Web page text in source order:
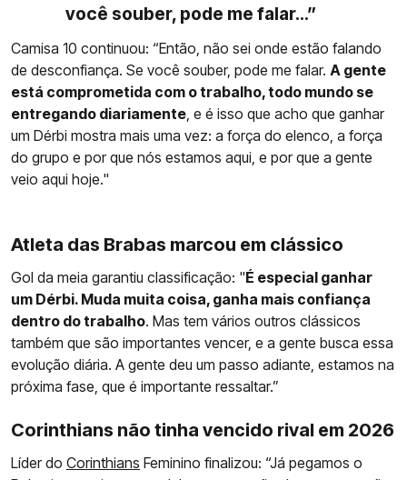
você souber, pode me falar...”
Camisa 10 continuou: “Então, não sei onde estão falando
de desconfiança. Se você souber, pode me falar. A gente
está comprometida com o trabalho, todo mundo se
entregando diariamente , e é isso que acho que ganhar
um Dérbi mostra mais uma vez: a força do elenco, a força
do grupo e por que nós estamos aqui, e por que a gente
veio aqui hoje."
Atleta das Brabas marcou em clássico
Gol da meia garantiu classificação: "É especial ganhar
um Dérbi. Muda muita coisa, ganha mais confiança
dentro do trabalho. Mas tem vários outros clássicos
também que são importantes vencer, e a gente busca essa
evolução diária. A gente deu um passo adiante, estamos na
próxima fase, que é importante ressaltar.”
Corinthians não tinha vencido rival em 2026
Líder do Corinthians Feminino finalizou: “Já pegamos o